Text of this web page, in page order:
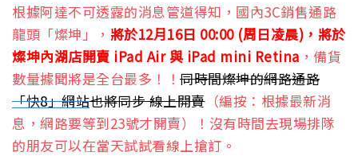
根據阿達不可透露的消息管道得知，國內3C銷售通路
龍頭「燦坤」， 將於12月16日 00:00 (周日凌晨)，將於
燦坤內湖店開賣 iPad Air 與 iPad mini Retina ，備貨
數量據聞將是全台最多！！ 同時間燦坤的網路通路
「快8」網站也將同步 線上開賣（編按：根據最新消
息，網路要等到23號才開賣）！沒有時間去現場排隊
的朋友可以在當天試試看線上搶訂。